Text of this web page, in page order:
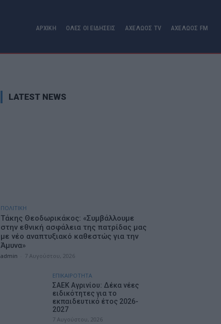
ΑΡΧΙΚΗ ΟΛΕΣ ΟΙ ΕΙΔΗΣΕΙΣ ΑΧΕΛΩΟΣ TV ΑΧΕΛΩΟΣ FM
LATEST NEWS
ΠΟΛΙΤΙΚΗ
Τάκης Θεοδωρικάκος: «Συμβάλλουμε
στην εθνική ασφάλεια της πατρίδας μας
με νέο αναπτυξιακό καθεστώς για την
Άμυνα»
admin 7 Αυγούστου, 2026
ΕΠΙΚΑΙΡΟΤΗΤΑ
ΣΑΕΚ Αγρινίου: Δέκα νέες
ειδικότητες για το
εκπαιδευτικό έτος 2026-
2027
7 Αυγούστου, 2026